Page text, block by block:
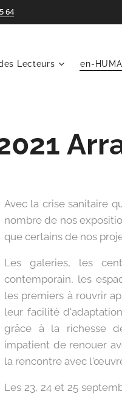
64
Lecteurs en-
Avec la crise sanitaire
nombre de nos
que certains de nos
Les galeries, les
contemporain, les
les premiers à rouvrir
leur facilité
grâce à la richesse
impatient de renouer
la rencontre avec
Les 23, 24 et 25